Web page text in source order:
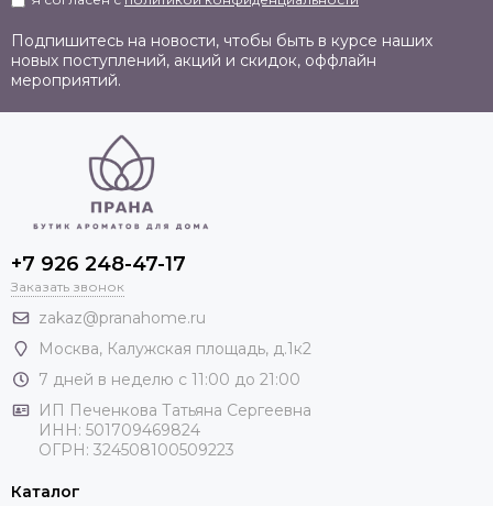
Подпишитесь на новости, чтобы быть в курсе наших
новых поступлений, акций и скидок, оффлайн
мероприятий.
+7 926 248-47-17
Заказать звонок
zakaz@pranahome.ru
Москва, Калужская площадь, д.1к2
7 дней в неделю с 11:00 до 21:00
ИП Печенкова Татьяна Сергеевна
ИНН: 501709469824
ОГРН: 324508100509223
Каталог